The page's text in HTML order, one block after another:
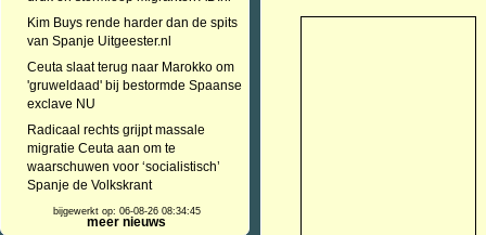
Kim Buys rende harder dan de spits
van Spanje Uitgeester.nl
Ceuta slaat terug naar Marokko om
'gruweldaad' bij bestormde Spaanse
exclave NU
Radicaal rechts grijpt massale
migratie Ceuta aan om te
waarschuwen voor ‘socialistisch’
Spanje de Volkskrant
bijgewerkt op: 06-08-26 08:34:45
meer nieuws